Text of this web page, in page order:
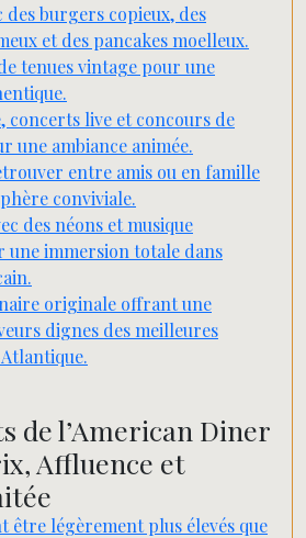
des burgers copieux, des
et des pancakes moelleux.
tenues vintage pour une
concerts live et concours de
une ambiance animée.
entre amis ou en famille
conviviale.
des néons et musique
une immersion totale dans
originale offrant une
dignes des meilleures
de l’American Diner
Affluence et
être légèrement plus élevés que